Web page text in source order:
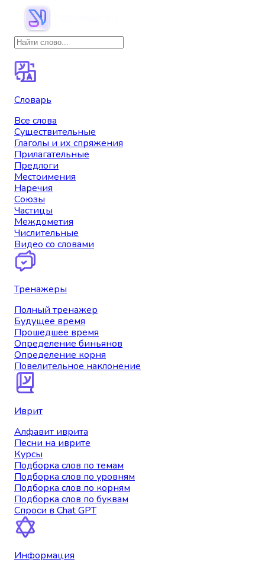
Словарь
Все слова
Существительные
Глаголы и их спряжения
Прилагательные
Предлоги
Местоимения
Наречия
Союзы
Частицы
Междометия
Числительные
Видео со словами
Тренажеры
Полный тренажер
Будущее время
Прошедшее время
Определение биньянов
Определение корня
Повелительное наклонение
Иврит
Алфавит иврита
Песни на иврите
Курсы
Подборка слов по темам
Подборка слов по уровням
Подборка слов по корням
Подборка слов по буквам
Спроси в Chat GPT
Информация